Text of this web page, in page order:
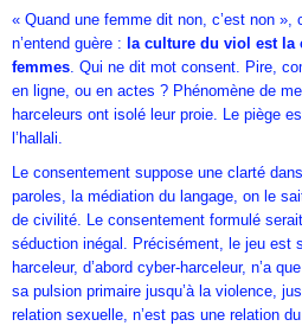
« Quand une femme dit non, c’est non »,
n’entend guère : la culture du viol est
femmes. Qui ne dit mot consent. Pire,
en ligne, ou en actes ? Phénomène de
harceleurs ont isolé leur proie. Le piège
l’hallali.
Le consentement suppose une clarté
paroles, la médiation du langage, on le
de civilité. Le consentement formulé
séduction inégal. Précisément, le jeu est
harceleur, d’abord cyber-harceleur, n’a
sa pulsion primaire jusqu’à la violence,
relation sexuelle, n’est pas une relation